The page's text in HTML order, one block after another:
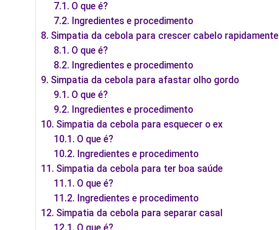
O que é?
Ingredientes e procedimento
Simpatia da cebola para crescer cabelo rapidamente
O que é?
Ingredientes e procedimento
Simpatia da cebola para afastar olho gordo
O que é?
Ingredientes e procedimento
Simpatia da cebola para esquecer o ex
O que é?
Ingredientes e procedimento
Simpatia da cebola para ter boa saúde
O que é?
Ingredientes e procedimento
Simpatia da cebola para separar casal